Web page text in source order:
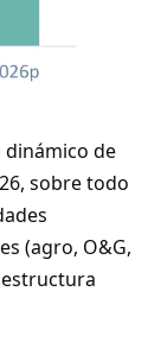
dinámico de
sobre todo
(agro, O&G,